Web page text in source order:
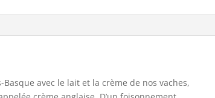
avec le lait et la crème de nos vaches,